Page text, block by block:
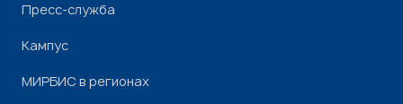
Пресс-служба
Кампус
МИРБИС в регионах